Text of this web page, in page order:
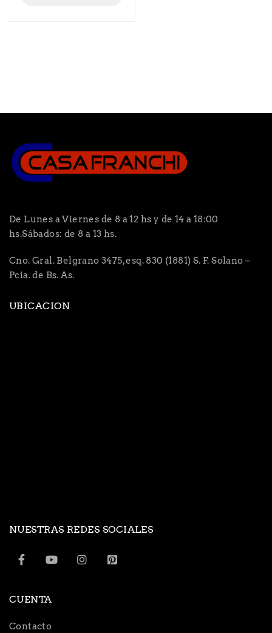
De Lunes a Viernes de 8 a 12 hs y de 14 a 18:00
hs.Sábados: de 8 a 13 hs.
Cno. Gral. Belgrano 3475, esq. 830 (1881) S. F. Solano –
Pcia. de Bs. As.
UBICACION
NUESTRAS REDES SOCIALES
CUENTA
Contacto